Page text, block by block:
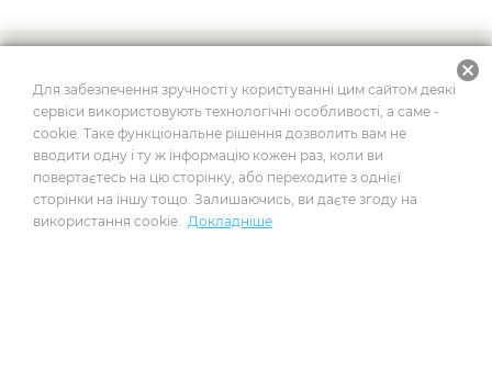
2026 © Усі права захищено
Побудовано на платформі
Для забезпечення зручності у користуванні цим сайтом деякі
сервіси використовують технологічні особливості, а саме -
cookie. Таке функціональне рішення дозволить вам не
вводити одну і ту ж інформацію кожен раз, коли ви
повертаєтесь на цю сторінку, або переходите з однієї
сторінки на іншу тощо. Залишаючись, ви даєте згоду на
використання cookie. Докладніше
cancel